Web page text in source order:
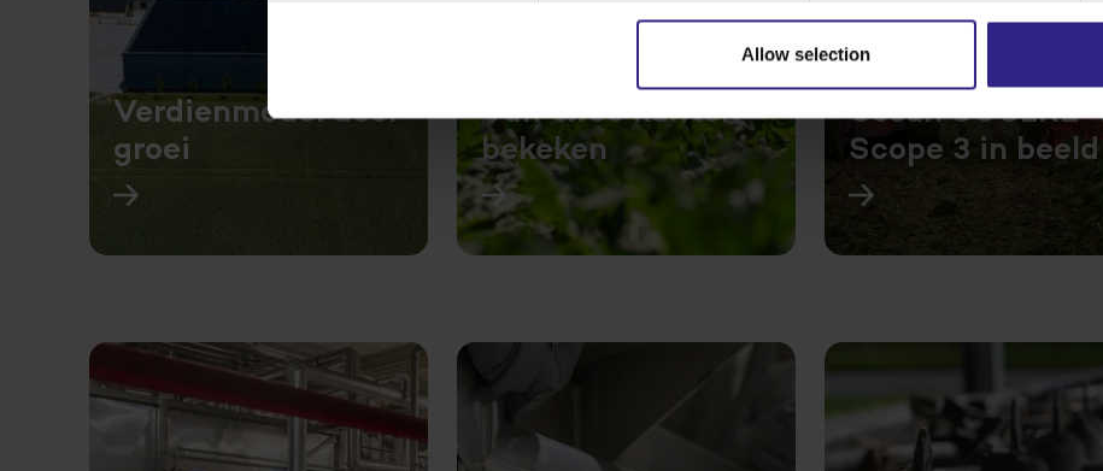
Allow selection
Verdienmodel door
groei
Van twee kanten
bekeken
Cosun
Scope 3 in beeld